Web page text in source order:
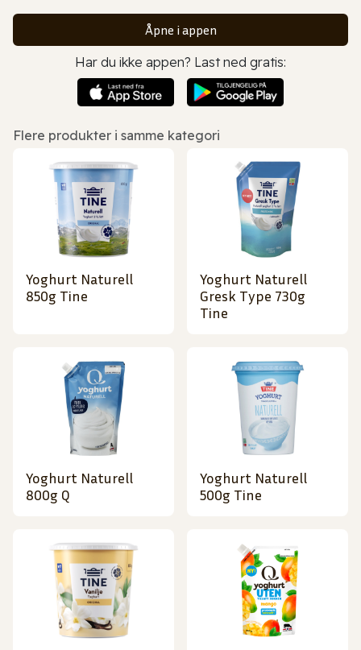
Åpne i appen
Har du ikke appen? Last ned gratis:
Flere produkter i samme kategori
Yoghurt Naturell
850g Tine
Yoghurt Naturell
Gresk Type 730g
Tine
Yoghurt Naturell
800g Q
Yoghurt Naturell
500g Tine